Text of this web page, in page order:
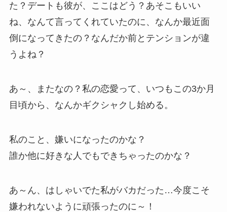
た？デートも彼が、ここはどう？あそこもいい
ね、なんて言ってくれていたのに、なんか最近面
倒になってきたの？なんだか前とテンションが違
うよね？
あ～、またなの？私の恋愛って、いつもこの3か月
目頃から、なんかギクシャクし始める。
私のこと、嫌いになったのかな？
誰か他に好きな人でもできちゃったのかな？
あ～ん、はしゃいでた私がバカだった…今度こそ
嫌われないように頑張ったのに～！